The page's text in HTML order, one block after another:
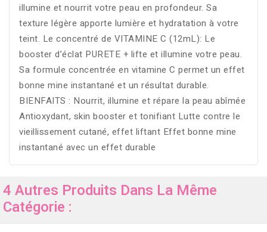
illumine et nourrit votre peau en profondeur. Sa
texture légère apporte lumière et hydratation à votre
teint. Le concentré de VITAMINE C (12mL): Le
booster d’éclat PURETE + lifte et illumine votre peau.
Sa formule concentrée en vitamine C permet un effet
bonne mine instantané et un résultat durable.
BIENFAITS : Nourrit, illumine et répare la peau abîmée
Antioxydant, skin booster et tonifiant Lutte contre le
vieillissement cutané, effet liftant Effet bonne mine
instantané avec un effet durable
4 Autres Produits Dans La Même
Catégorie :